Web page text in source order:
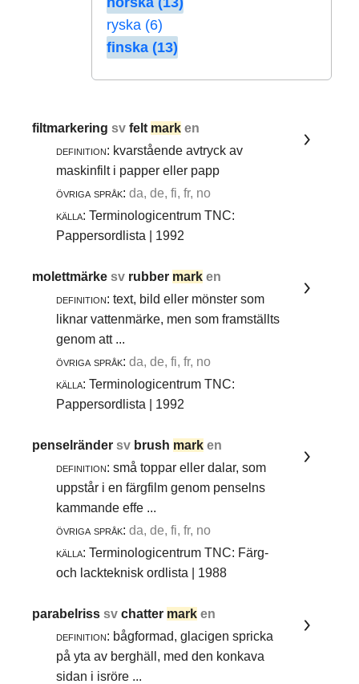
ryska (6)
finska (13)
filtmarkeringsvfelt mark en
definition: kvarstående avtryck av
maskinfilt i papper eller papp
övriga språk: da, de, fi, fr, no
källa: Terminologicentrum TNC:
Pappersordlista | 1992
molettmärkesv rubber mark en
definition: text, bild eller mönster som
liknar vattenmärke, men som framställts
genom att ...
övriga språk: da, de, fi, fr, no
källa: Terminologicentrum TNC:
Pappersordlista | 1992
penselrändersv brush mark en
definition: små toppar eller dalar, som
uppstår i en färgfilm genom penselns
kammande effe ...
övriga språk: da, de, fi, fr, no
källa: Terminologicentrum TNC: Färg-
och lackteknisk ordlista | 1988
parabelrisssvchatter mark en
definition: bågformad, glacigen spricka
på yta av berghäll, med den konkava
sidan i isröre ...